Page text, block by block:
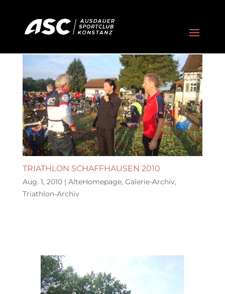
TRIATHLON SCHAFFHAUSEN 2010
Aug. 1, 2010| AlteHomepage, Galerie-Archiv,
Triathlon-Archiv